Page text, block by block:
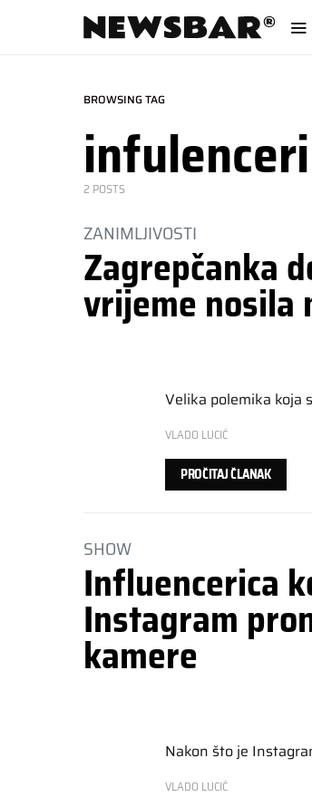
BROWSING TAG
infulenceri
2 POSTS
ZANIMLJIVOSTI
Zagrepčanka
vrijeme nosila
Velika polemika koja
VLADO LUCIĆ
PROČITAJ ČLANAK
SHOW
Influencerica
Instagram
kamere
Nakon što je
VLADO LUCIĆ